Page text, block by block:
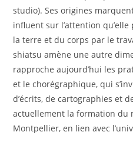
studio). Ses origines
influent sur l’attention
la terre et du corps par le
shiatsu amène une autre
rapproche aujourd’hui les
et le chorégraphique, qui
d’écrits, de cartographies et
actuellement la formation du
Montpellier, en lien avec